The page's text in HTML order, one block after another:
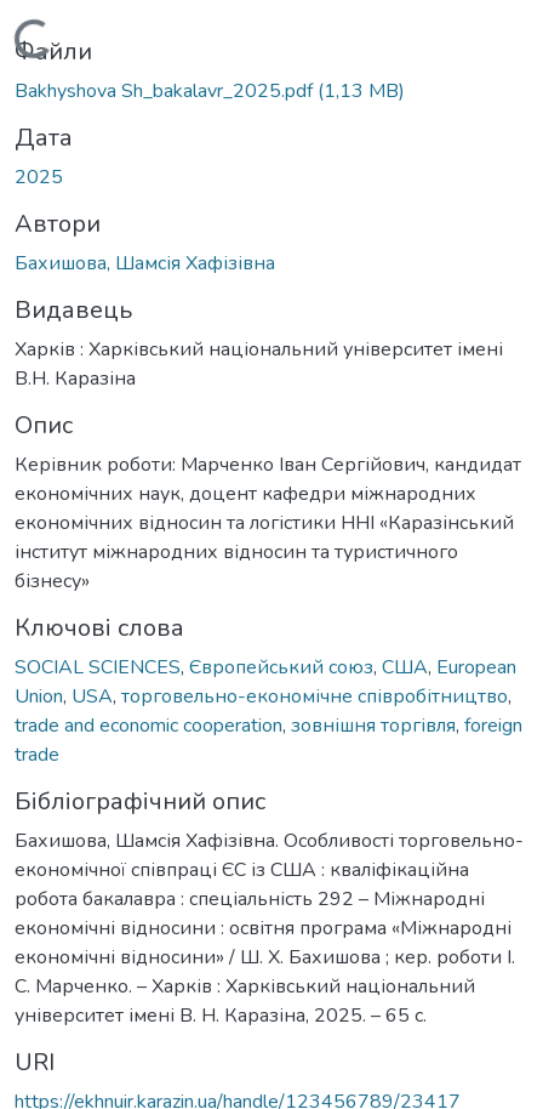
Вантажиться...
Файли
Bakhyshova Sh_bakalavr_2025.pdf(1,13 MB)
Дата
2025
Автори
Бахишова, Шамсія Хафізівна
Видавець
Харків : Харківський національний університет імені
В.Н. Каразіна
Опис
Керівник роботи: Марченко Іван Сергійович, кандидат
економічних наук, доцент кафедри міжнародних
економічних відносин та логістики ННІ «Каразінський
інститут міжнародних відносин та туристичного
бізнесу»
Ключові слова
SOCIAL SCIENCES, Європейський союз, США, European
Union, USA, торговельно-економічне співробітництво,
trade and economic cooperation, зовнішня торгівля, foreign
trade
Бібліографічний опис
Бахишова, Шамсія Хафізівна. Особливості торговельно-
економічної співпраці ЄС із США : кваліфікаційна
робота бакалавра : спеціальність 292 – Міжнародні
економічні відносини : освітня програма «Міжнародні
економічні відносини» / Ш. Х. Бахишова ; кер. роботи І.
С. Марченко. – Харків : Харківський національний
університет імені В. Н. Каразіна, 2025. – 65 с.
URI
https://ekhnuir.karazin.ua/handle/123456789/23417